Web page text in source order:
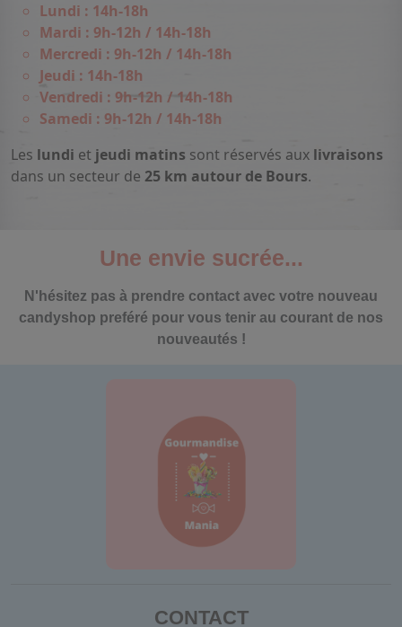
Lundi : 14h-18h
Mardi : 9h-12h / 14h-18h
Mercredi : 9h-12h / 14h-18h
Jeudi : 14h-18h
Vendredi : 9h-12h / 14h-18h
Samedi : 9h-12h / 14h-18h
Les lundi et jeudi matins sont réservés aux livraisons
dans un secteur de 25 km autour de Bours.
Une envie sucrée...
N'hésitez pas à prendre contact avec votre nouveau
candyshop preféré pour vous tenir au courant de nos
nouveautés !
CONTACT